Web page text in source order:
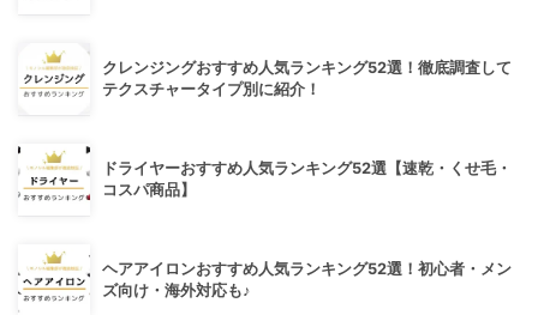
クレンジングおすすめ人気ランキング52選！徹底調査して
テクスチャータイプ別に紹介！
ドライヤーおすすめ人気ランキング52選【速乾・くせ毛・
コスパ商品】
ヘアアイロンおすすめ人気ランキング52選！初心者・メン
ズ向け・海外対応も♪